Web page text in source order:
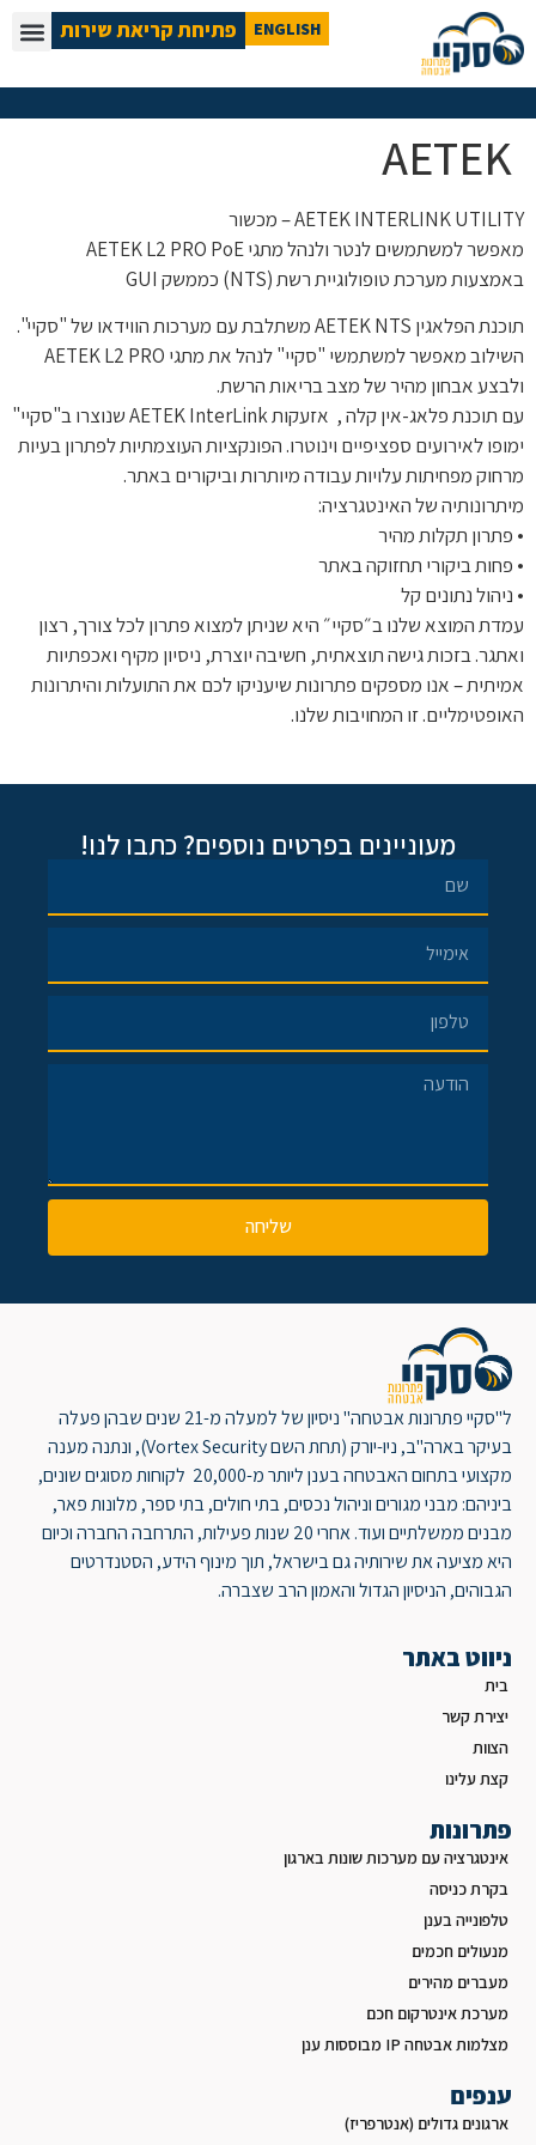
פתיחת קריאת שירות ENGLISH
AETEK
AETEK INTERLINK UTILITY – מכשור
מאפשר למשתמשים לנטר ולנהל מתגי AETEK L2 PRO PoE
באמצעות מערכת טופולוגיית רשת (NTS) כממשק GUI
תוכנת הפלאגין AETEK NTS משתלבת עם מערכות הווידאו של "סקיי".
השילוב מאפשר למשתמשי "סקיי" לנהל את מתגי AETEK L2 PRO
ולבצע אבחון מהיר של מצב בריאות הרשת.
עם תוכנת פלאג-אין קלה , אזעקות AETEK InterLink שנוצרו ב"סקיי"
ימופו לאירועים ספציפיים וינוטרו. הפונקציות העוצמתיות לפתרון בעיות
מרחוק מפחיתות עלויות עבודה מיותרות וביקורים באתר.
מיתרונותיה של האינטגרציה:
• פתרון תקלות מהיר
• פחות ביקורי תחזוקה באתר
• ניהול נתונים קל
עמדת המוצא שלנו ב״סקיי״ היא שניתן למצוא פתרון לכל צורך, רצון
ואתגר. בזכות גישה תוצאתית, חשיבה יוצרת, ניסיון מקיף ואכפתיות
אמיתית – אנו מספקים פתרונות שיעניקו לכם את התועלות והיתרונות
האופטימליים. זו המחויבות שלנו.
מעוניינים בפרטים נוספים? כתבו לנו!
שליחה
ל"סקיי פתרונות אבטחה" ניסיון של למעלה מ-21 שנים שבהן פעלה
בעיקר בארה"ב, ניו-יורק (תחת השם Vortex Security), ונתנה מענה
מקצועי בתחום האבטחה בענן ליותר מ-20,000 לקוחות מסוגים שונים,
ביניהם: מבני מגורים וניהול נכסים, בתי חולים, בתי ספר, מלונות פאר,
מבנים ממשלתיים ועוד. אחרי 20 שנות פעילות, התרחבה החברה וכיום
היא מציעה את שירותיה גם בישראל, תוך מינוף הידע, הסטנדרטים
הגבוהים, הניסיון הגדול והאמון הרב שצברה.
ניווט באתר
בית
יצירת קשר
הצוות
קצת עלינו
פתרונות
אינטגרציה עם מערכות שונות בארגון
בקרת כניסה
טלפונייה בענן
מנעולים חכמים
מעברים מהירים
מערכת אינטרקום חכם
מצלמות אבטחה IP מבוססות ענן
ענפים
ארגונים גדולים (אנטרפריז)